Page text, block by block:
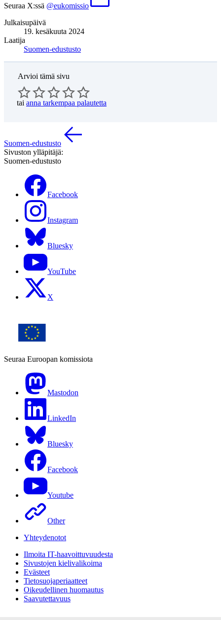
Seuraa X:ssä @eukomissio
Julkaisupäivä
19. kesäkuuta 2024
Laatija
Suomen-edustusto
Arvioi tämä sivu
tai anna tarkempaa palautetta
Suomen-edustusto
Sivuston ylläpitäjä:
Suomen-edustusto
Facebook
Instagram
Bluesky
YouTube
X
Seuraa Euroopan komissiota
Mastodon
LinkedIn
Bluesky
Facebook
Youtube
Other
Yhteydenotot
Ilmoita IT-haavoittuvuudesta
Sivustojen kielivalikoima
Evästeet
Tietosuojaperiaatteet
Oikeudellinen huomautus
Saavutettavuus